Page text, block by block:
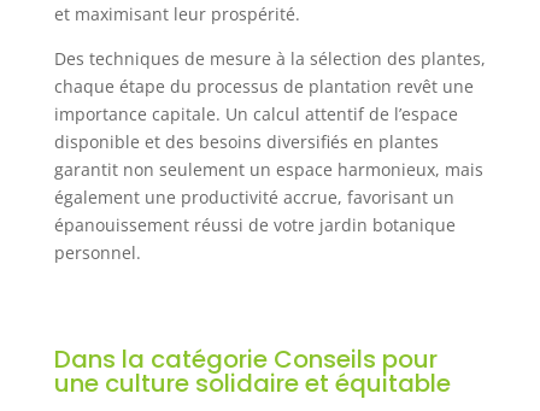
et maximisant leur prospérité.
Des techniques de mesure à la sélection des plantes,
chaque étape du processus de plantation revêt une
importance capitale. Un calcul attentif de l’espace
disponible et des besoins diversifiés en plantes
garantit non seulement un espace harmonieux, mais
également une productivité accrue, favorisant un
épanouissement réussi de votre jardin botanique
personnel.
Dans la catégorie Conseils pour
une culture solidaire et équitable